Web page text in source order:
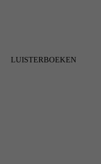
LUISTERBOEKEN